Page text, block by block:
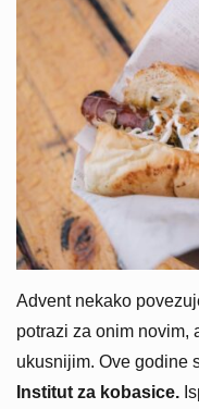
Advent nekako
potrazi za onim novim,
ukusnijim. Ove godine
Institut za kobasice.